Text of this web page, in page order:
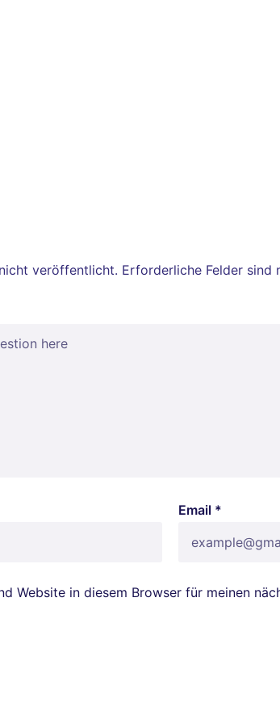
veröffentlicht. Erforderliche Felder sind
Email *
Website in diesem Browser für meinen